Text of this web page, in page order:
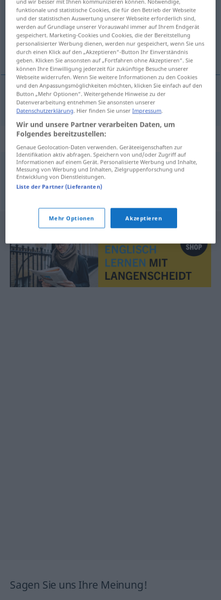
Übersicht aller Übersetzungen
(Für mehr Details die Übersetzung anklicken/antippen)
homepage
homepage Leitseite TEL INTERNET
Synonyme für "Leitseite"
Homepage (engl.),Titelseite,Startseite
Sagen Sie uns Ihre Meinung!
funktionale und statistische Cookies, die für den Betrieb der Webseite
und der statistischen Auswertung unserer Webseite erforderlich sind,
werden auf Grundlage unserer Vorauswahl immer auf Ihrem Endgerät
gespeichert. Marketing-Cookies und Cookies, die der Bereitstellung
personalisierter Werbung dienen, werden nur gespeichert, wenn Sie uns
durch einen Klick auf den „Akzeptieren“-Button Ihr Einverständnis
geben. Klicken Sie ansonsten auf „Fortfahren ohne Akzeptieren“. Sie
können Ihre Einwilligung jederzeit für zukünftige Besuche unserer
Webseite widerrufen. Wenn Sie weitere Informationen zu den Cookies
und den Anpassungsmöglichkeiten möchten, klicken Sie einfach auf den
Button „Mehr Optionen“. Weitergehende Hinweise zu der
Datenverarbeitung entnehmen Sie ansonsten unserer
Datenschutzerklärung . Hier finden Sie unserImpressum
Wir und unsere Partner verarbeiten Daten, um
Folgendes bereitzustellen:
Genaue Geolocation-Daten verwenden. Geräteeigenschaften zur
Identifikation aktiv abfragen. Speichern von und/oder Zugriff auf
Informationen auf einem Gerät. Personalisierte Werbung und Inhalte,
Messung von Werbung und Inhalten, Zielgruppenforschung und
Entwicklung von Dienstleistungen.
Liste der Partner (Lieferanten)
Mehr Optionen Akzeptieren